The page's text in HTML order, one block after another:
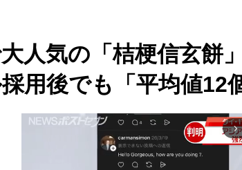
人気の「桔梗信玄
用後でも「平均値12
arrow_forward_ios